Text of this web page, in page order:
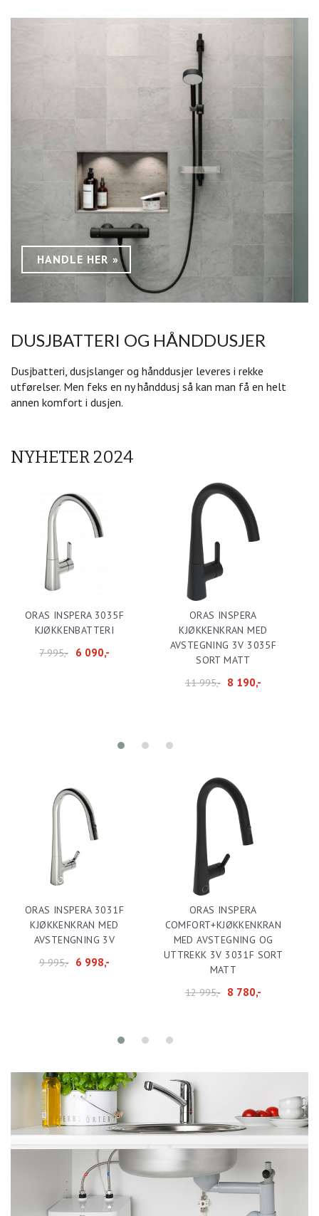
HANDLE HER
DUSJBATTERI OG HÅNDDUSJER
Dusjbatteri, dusjslanger og hånddusjer leveres i rekke
utførelser. Men feks en ny hånddusj så kan man få en helt
annen komfort i dusjen.
NYHETER 2024
ORAS INSPERA 3035F
KJØKKENBATTERI
7 995,-
6 090,-
ORAS INSPERA
KJØKKENKRAN MED
AVSTEGNING 3V 3035F
SORT MATT
11 995,- 8 190,-
ORAS INSPERA 3031F
KJØKKENKRAN MED
AVSTENGNING 3V
9 995,- 6 998,-
ORAS INSPERA
COMFORT+KJØKKENKRAN
MED AVSTEGNING OG
UTTREKK 3V 3031F SORT
MATT
12 995,- 8 780,-